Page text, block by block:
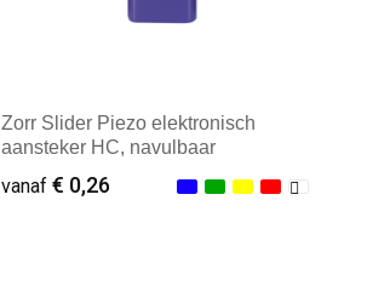
Zorr Slider Piezo elektronisch
aansteker HC, navulbaar
vanaf € 0,26